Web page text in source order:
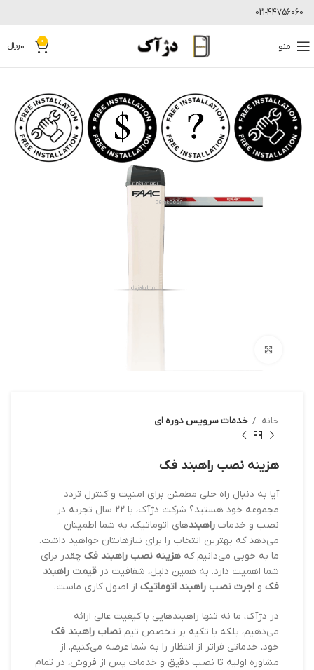
021-44756060
منو 0
0﷼
خانه خدمات سرویس دوره ای
هزینه نصب راهبند فک
آیا به دنبال راه حلی مطمئن برای امنیت و کنترل تردد
مجموعه خود هستید؟ شرکت دژآک، با 22 سال تجربه در
نصب و خدمات راهبندهای اتوماتیک، به شما اطمینان
می‌دهد که بهترین انتخاب را برای نیازهایتان خواهید داشت.
ما به خوبی می‌دانیم که هزینه نصب راهبند فک چقدر برای
شما اهمیت دارد. به همین دلیل، شفافیت در قیمت راهبند
فک و اجرت نصب راهبند اتوماتیک از اصول کاری ماست.
در دژآک، ما نه تنها راهبندهایی با کیفیت عالی ارائه
می‌دهیم، بلکه با تکیه بر تخصص تیم نصاب راهبند فک
خود، خدماتی فراتر از انتظار را به شما عرضه می‌کنیم. از
مشاوره اولیه تا نصب دقیق و خدمات پس از فروش، در تمام